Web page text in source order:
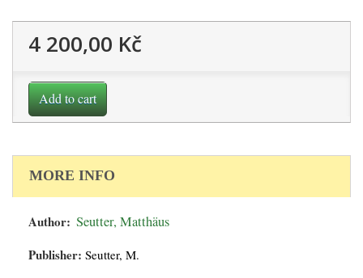
4 200,00 Kč
Add to cart
MORE INFO
Author: Seutter, Matthäus
Publisher: Seutter, M.